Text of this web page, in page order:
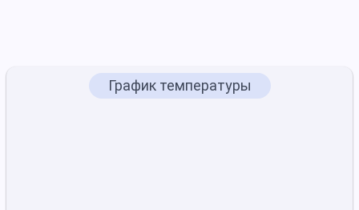
График температуры